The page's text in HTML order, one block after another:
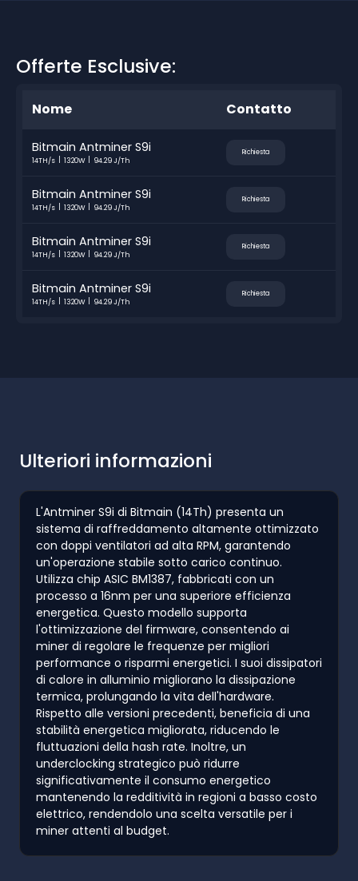
Offerte Esclusive:
Nome Contatto
Bitmain Antminer S9i
14TH/s 1320W 94.29 J/Th
Richiesta
Bitmain Antminer S9i
14TH/s 1320W 94.29 J/Th
Richiesta
Bitmain Antminer S9i
14TH/s 1320W 94.29 J/Th
Richiesta
Bitmain Antminer S9i
14TH/s 1320W 94.29 J/Th
Richiesta
Ulteriori informazioni
L'Antminer S9i di Bitmain (14Th) presenta un
sistema di raffreddamento altamente ottimizzato
con doppi ventilatori ad alta RPM, garantendo
un'operazione stabile sotto carico continuo.
Utilizza chip ASIC BM1387, fabbricati con un
processo a 16nm per una superiore efficienza
energetica. Questo modello supporta
l'ottimizzazione del firmware, consentendo ai
miner di regolare le frequenze per migliori
performance o risparmi energetici. I suoi dissipatori
di calore in alluminio migliorano la dissipazione
termica, prolungando la vita dell'hardware.
Rispetto alle versioni precedenti, beneficia di una
stabilità energetica migliorata, riducendo le
fluttuazioni della hash rate. Inoltre, un
underclocking strategico può ridurre
significativamente il consumo energetico
mantenendo la redditività in regioni a basso costo
elettrico, rendendolo una scelta versatile per i
miner attenti al budget.